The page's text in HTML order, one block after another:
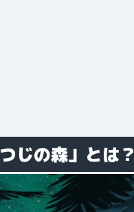
じの森」とは？